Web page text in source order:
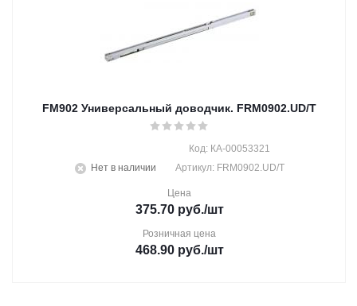
FM902 Универсальный доводчик. FRM0902.UD/T
Нет в наличии
Код: КА-00053321
Артикул: FRM0902.UD/T
Цена
375.70руб./шт
Розничная цена
468.90руб./шт